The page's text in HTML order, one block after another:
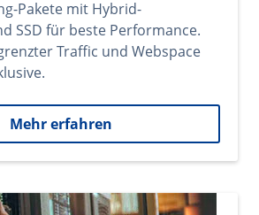
Pakete mit Hybrid-
SSD für beste Performance.
Traffic und Webspace
Mehr erfahren